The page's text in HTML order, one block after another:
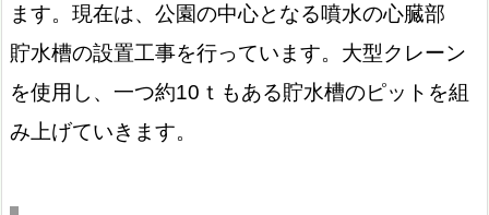
ます。現在は、公園の中心となる噴水の心臓部
貯水槽の設置工事を行っています。大型クレーン
を使用し、一つ約10ｔもある貯水槽のピットを組
み上げていきます。